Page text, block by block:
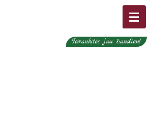
Teiraukitės jau šiandien!